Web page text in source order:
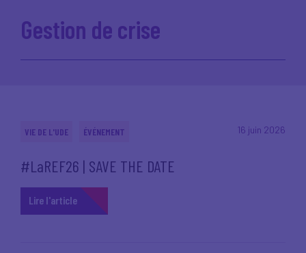
Gestion de crise
16 juin 2026
VIE DE L'UDE ÉVÉNEMENT
#LaREF26 | SAVE THE DATE
Lire l'article